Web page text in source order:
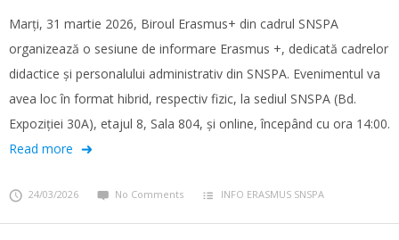
Marți, 31 martie 2026, Biroul Erasmus+ din cadrul SNSPA
organizează o sesiune de informare Erasmus +, dedicată cadrelor
didactice și personalului administrativ din SNSPA. Evenimentul va
avea loc în format hibrid, respectiv fizic, la sediul SNSPA (Bd.
Expoziției 30A), etajul 8, Sala 804, și online, începând cu ora 14:00.
Read more
24/03/2026 No Comments INFO ERASMUS SNSPA